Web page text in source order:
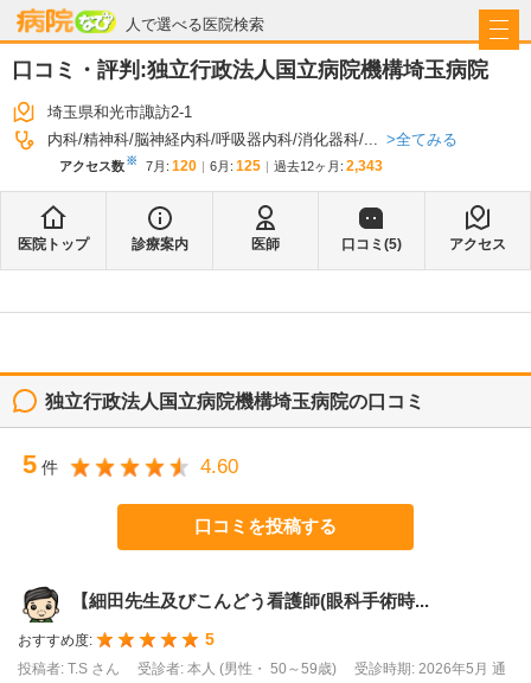
人で選べる医院検索
病院なび
口コミ・評判:独立行政法人国立病院機構埼玉病院
埼玉県和光市諏訪2-1
内科 精神科 脳神経内科 呼吸器内科 消化器科 ... 全てみる
アクセス数※ 7月 : 120 6月 : 125 過去12ヶ月: 2,343
医院トップ 診療案内 医師 口コミ(5) アクセス
独立行政法人国立病院機構埼玉病院の口コミ
5 件 4.60
口コミを投稿する
【細田先生及びこんどう看護師(眼科手術時...
おすすめ度: 5
投稿者: T.S さん 受診者: 本人 (男性・ 50～59歳) 受診時期: 2026年5月 通